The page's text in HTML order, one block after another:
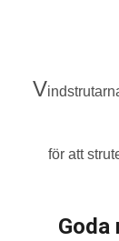
V
för att
Goda